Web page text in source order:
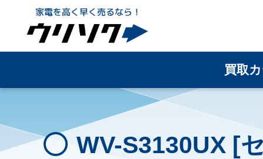
買取
WV-S3130UX [